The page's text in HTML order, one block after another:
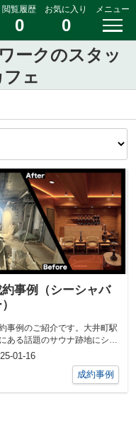
閲覧履歴
0
お気に入り
0
メニュー
ークのスタッ
ェ
約事例（シーシャバ
事例のご紹介です。大井町駅
ある話題のサウナ跡地にシー
バーがオープンしました。温
01-16
成約事例